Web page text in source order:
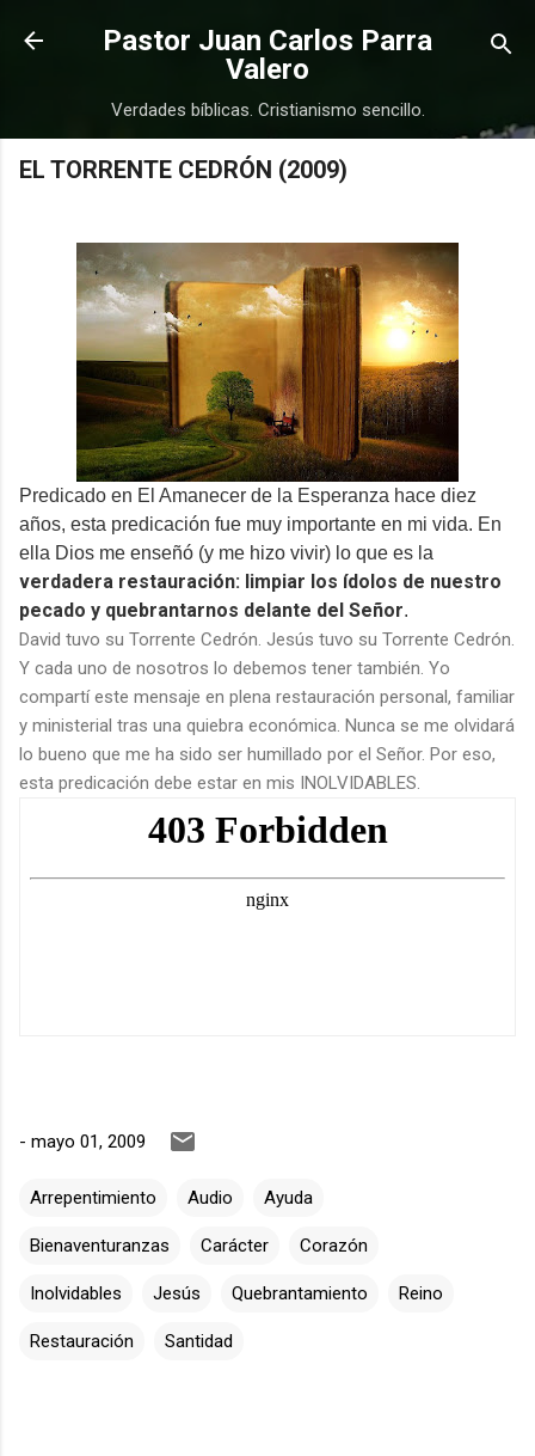
Ir al contenido principal
Pastor Juan Carlos Parra
Valero
Verdades bíblicas. Cristianismo sencillo.
EL TORRENTE CEDRÓN (2009)
Predicado en El Amanecer de la Esperanza hace diez
años, esta predicación fue muy importante en mi vida. En
ella Dios me enseñó (y me hizo vivir) lo que es la
verdadera restauración: limpiar los ídolos de nuestro
pecado y quebrantarnos delante del Señor.
David tuvo su Torrente Cedrón. Jesús tuvo su Torrente Cedrón.
Y cada uno de nosotros lo debemos tener también. Yo
compartí este mensaje en plena restauración personal, familiar
y ministerial tras una quiebra económica. Nunca se me olvidará
lo bueno que me ha sido ser humillado por el Señor. Por eso,
esta predicación debe estar en mis INOLVIDABLES.
- mayo 01, 2009
Arrepentimiento Audio Ayuda
Bienaventuranzas Carácter Corazón
Inolvidables Jesús Quebrantamiento Reino
Restauración Santidad
COMPRAR COMPRAR